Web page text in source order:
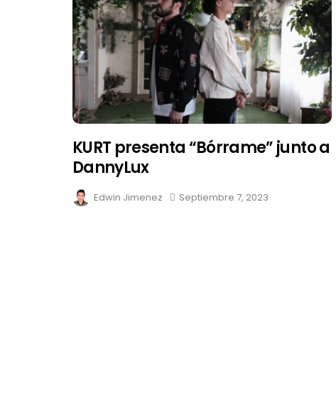
KURT presenta “Bórrame” junto a
DannyLux
Edwin Jimenez Septiembre 7, 2023